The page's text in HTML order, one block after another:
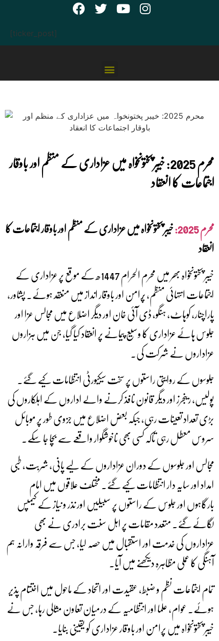
[ticker_post]
محرم 2025: خیبر پختونخواہ میں عزاداری کے منظم اور باوقار
اجتماعات کا انعقاد
محرم 2025: خیبر پختونخواہ میں عزاداری کے منظم اور باوقار اجتماعات کا
انعقاد
خیبر پختونخواہ بھر میں محرم الحرام 1447ھ کے موقع پر عزاداری کے
اجتماعات انتہائی منظم، پُرامن اور باوقار انداز میں منعقد ہوئے۔ پشاور،
پاراچنار، کوہاٹ، ہنگو، ڈی آئی خان اور دیگر اضلاع میں مجالس عزا اور
جلوس ہائے عزاداری کا وسیع پیمانے پر انعقاد کیا گیا، جن میں ہزاروں
عزاداروں نے شرکت کی۔
جلوسوں کے روایتی راستوں پر سخت سیکیورٹی انتظامات کیے گئے۔
پولیس، رینجرز اور دیگر قانون نافذ کرنے والے اداروں کے اہلکاروں کی
بڑی تعداد تعینات رہی، جبکہ بعض اضلاع میں جزوی طور پر موبائل
سروس معطل رہی تاکہ کسی بھی ناخوشگوار واقعے سے بچا جا سکے۔
مجالس اور جلوسوں کے دوران عزاداروں کے لیے پانی، شربت، طبی
امداد اور سایہ دار انتظامات کیے گئے۔ مختلف علاقوں میں امام
بارگاہوں اور جلوس کے راستوں پر سبیلیں اور نذر و نیاز کے کیمپس
لگائے گئے۔ متعدد مقامات پر اہل سنت برادری نے بھی
عزاداروں کی خدمت اور استقبال میں حصہ لیا، جس سے فرقہ وارانہ ہم
آہنگی کا عملی مظاہرہ دیکھنے میں آیا۔
تمام اجتماعات نظم و ضبط، عقیدت اور اتحاد کے ماحول میں اختتام پذیر
ہوئے۔ عوام، علما اور انتظامیہ کے درمیان تعاون مثالی رہا، جس نے
خیبر پختونخواہ میں پرامن اور باوقار عزاداری کو یقینی بنایا۔